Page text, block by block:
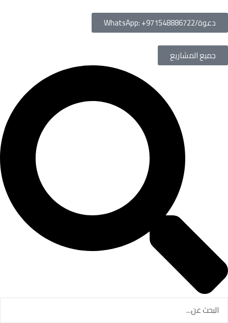
دعوة/WhatsApp: +971548886722
جميع المشاريع